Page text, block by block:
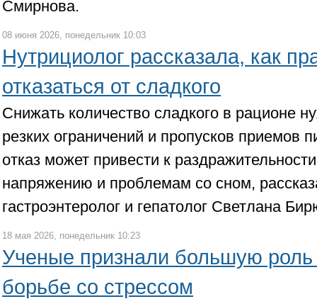
Смирнова.
08 июня 2026, понедельник 10:03
Нутрициолог рассказала, как
отказаться от сладкого
Снижать количество сладкого в рационе
резких ограничений и пропусков приемов
отказ может привести к
напряжению и проблемам со сном,
гастроэнтеролог и гепатолог Светлана
18 мая 2026, понедельник 10:23
Ученые признали большую роль
борьбе со стрессом